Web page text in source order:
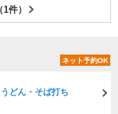
件）
ネット予約OK
うどん・そば打ち